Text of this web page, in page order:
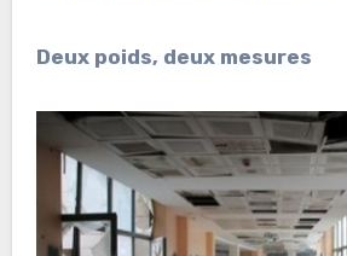
Deux poids, deux mesures